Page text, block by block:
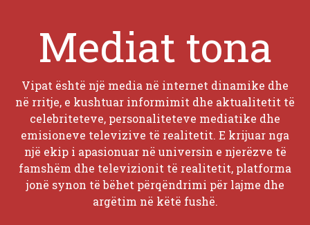
Mediat tona
Vipat është një media në internet dinamike dhe
në rritje, e kushtuar informimit dhe aktualitetit të
celebriteteve, personaliteteve mediatike dhe
emisioneve televizive të realitetit. E krijuar nga
një ekip i apasionuar në universin e njerëzve të
famshëm dhe televizionit të realitetit, platforma
jonë synon të bëhet përqëndrimi për lajme dhe
argëtim në këtë fushë.